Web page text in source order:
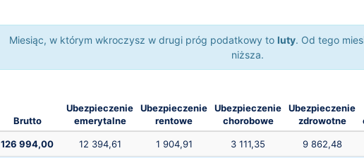
Miesiąc, w którym wkroczysz w drugi próg podatkowy to luty. Od tego
niższa.
Brutto
Ubezpieczenie
emerytalne
Ubezpieczenie
rentowe
Ubezpieczenie
chorobowe
Ubezpieczenie
zdrowotne
126 994,00 12 394,61 1 904,91 3 111,35 9 862,48